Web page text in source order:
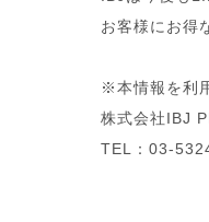
お客様にお得
※本情報を利
株式会社IBJ
TEL：03-